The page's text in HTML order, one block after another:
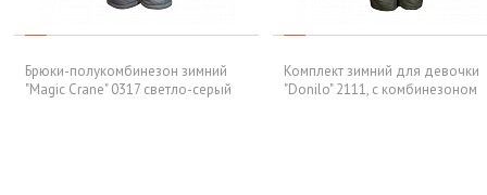
Брюки-полукомбинезон зимний
"Magic Crane" 0317 светло-серый
Комплект зимний для девочки
"Donilo" 2111, с комбинезоном